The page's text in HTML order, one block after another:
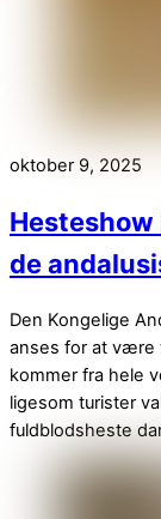
oktober 9, 2025
Hesteshow
de
Den Kongelige
anses for at være
kommer fra hele
ligesom turister
fuldblodsheste